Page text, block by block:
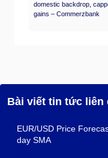
domestic backdrop,
gains – Commerzbank
Bài viết tin tức liên
EUR/USD Price
day SMA